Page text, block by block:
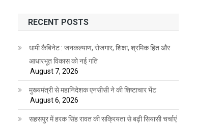
RECENT POSTS
धामी कैबिनेट : जनकल्याण, रोजगार, शिक्षा, श्रमिक हित और
आधारभूत विकास को नई गति
August 7, 2026
मुख्यमंत्री से महानिदेशक एनसीसी ने की शिष्टाचार भेंट
August 6, 2026
सहसपुर में हरक सिंह रावत की सक्रियता से बढ़ी सियासी चर्चाएं